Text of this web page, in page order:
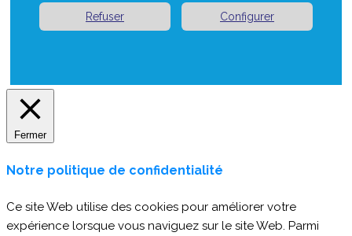
Refuser Configurer
Fermer
Notre politique de confidentialité
Ce site Web utilise des cookies pour améliorer votre
expérience lorsque vous naviguez sur le site Web. Parmi